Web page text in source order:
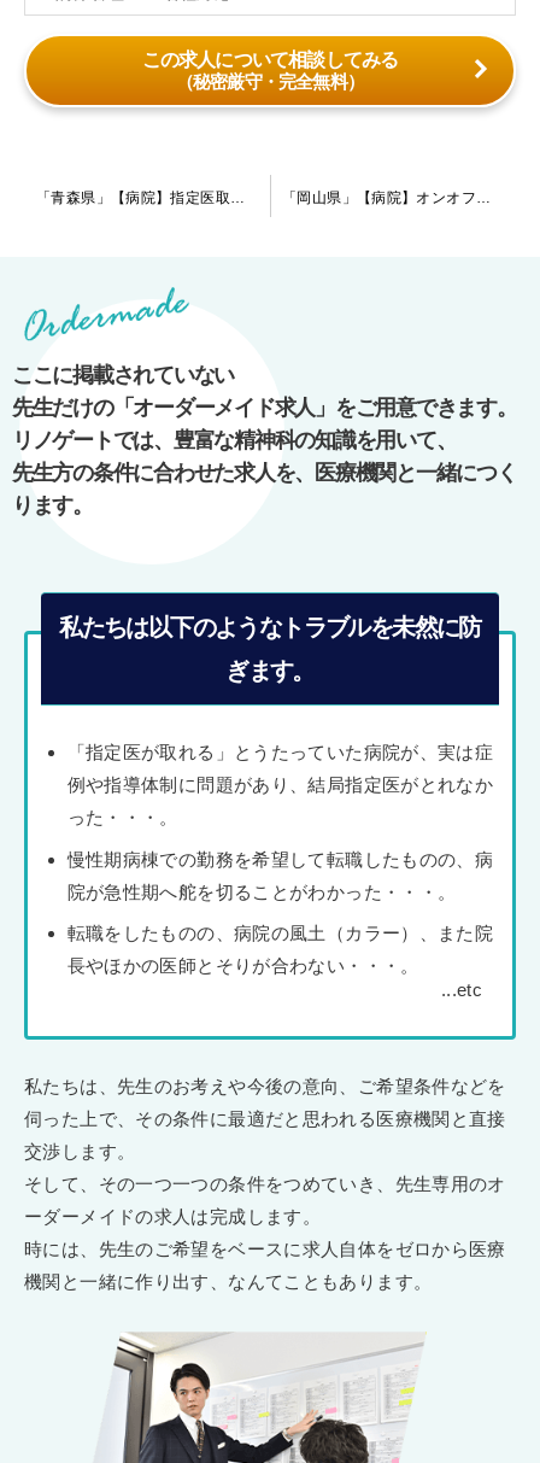
この求人について相談してみる
（秘密厳守・完全無料）
ゲ
シ
ョ
ン
「青森県」【病院】指定医取得を目指している先生にお勧めです。必要症例が集まる事は勿論、定期的な勉強会も有りしっかりと学ぶ機会のある環境です。メリハリのある働き方が可能です。 「岡山県」【病院】オンオフしっかりの病院→有給休暇も取得しやすく、ライフワークバランスも保ちやすい環境が魅力です。現在は指定医の先生を募集しております。
ここに掲載されていない
先生だけの「オーダーメイド求人」をご用意できます。
リノゲートでは、豊富な精神科の知識を用いて、
先生方の条件に合わせた求人を、医療機関と一緒につく
ります。
私たちは以下のようなトラブルを未然に防
ぎます。
「指定医が取れる」とうたっていた病院が、実は症
例や指導体制に問題があり、結局指定医がとれなか
った・・・。
慢性期病棟での勤務を希望して転職したものの、病
院が急性期へ舵を切ることがわかった・・・。
転職をしたものの、病院の風土（カラー）、また院
長やほかの医師とそりが合わない・・・。
私たちは、先生のお考えや今後の意向、ご希望条件などを
伺った上で、その条件に最適だと思われる医療機関と直接
交渉します。
そして、その一つ一つの条件をつめていき、先生専用のオ
ーダーメイドの求人は完成します。
時には、先生のご希望をベースに求人自体をゼロから医療
機関と一緒に作り出す、なんてこともあります。